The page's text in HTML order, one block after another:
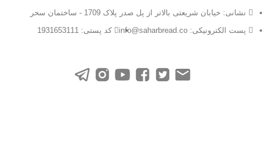
نشانی: خیابان شریعتی بالاتر از پل صدر پلاک 1709 - ساختمان سحر
پست الکترونیکی: info@saharbread.co
کد پستی: 1931653111